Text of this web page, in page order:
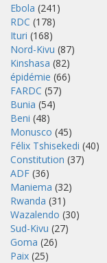
Ebola (241)
RDC (178)
Ituri (168)
Nord-Kivu (87)
Kinshasa (82)
épidémie (66)
FARDC (57)
Bunia (54)
Beni (48)
Monusco (45)
Félix Tshisekedi (40)
Constitution (37)
ADF (36)
Maniema (32)
Rwanda (31)
Wazalendo (30)
Sud-Kivu (27)
Goma (26)
Paix (25)